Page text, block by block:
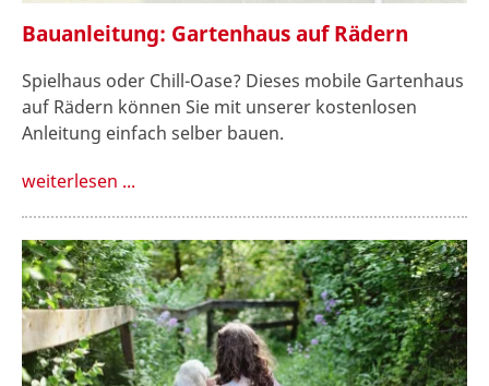
Bauanleitung: Gartenhaus auf Rädern
Spielhaus oder Chill-Oase? Dieses mobile Gartenhaus
auf Rädern können Sie mit unserer kostenlosen
Anleitung einfach selber bauen.
weiterlesen ...